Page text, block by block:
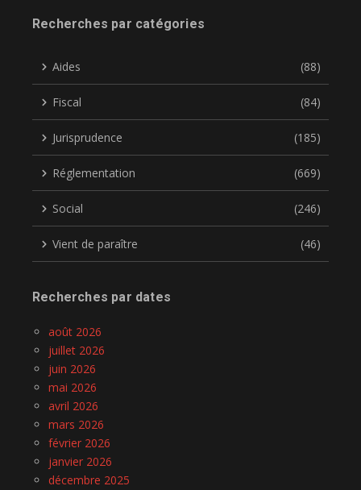
Recherches par catégories
Aides (88)
Fiscal (84)
Jurisprudence (185)
Réglementation (669)
Social (246)
Vient de paraître (46)
Recherches par dates
août 2026
juillet 2026
juin 2026
mai 2026
avril 2026
mars 2026
février 2026
janvier 2026
décembre 2025